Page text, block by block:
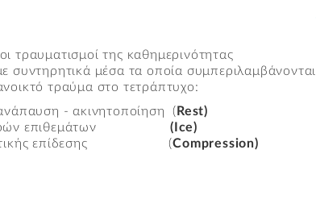
τραυματισμοί της καθημερινότητας
συντηρητικά μέσα τα οποία συμπεριλαμβάνονται
τραύμα στο τετράπτυχο:
- ακινητοποίηση ( Rest)
επιθεμάτων
(Ice)
επίδεσης (Compression)